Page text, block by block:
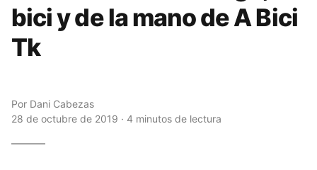
bici y de la mano de A Bici
Tk
Por Dani Cabezas
28 de octubre de 2019 · 4 minutos de lectura